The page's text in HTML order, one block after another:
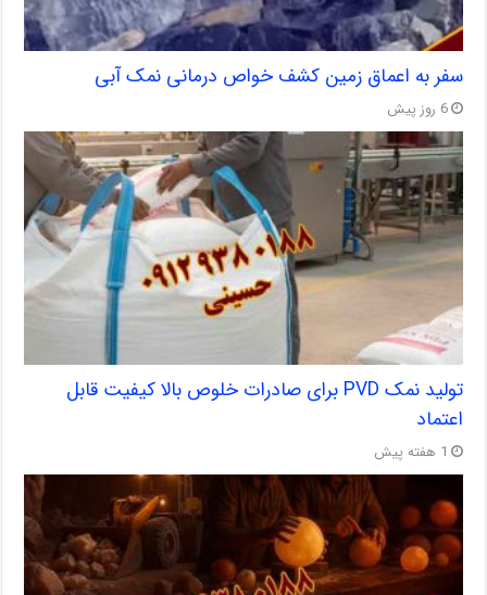
سفر به اعماق زمین کشف خواص درمانی نمک آبی
6 روز پیش
تولید نمک PVD برای صادرات خلوص بالا کیفیت قابل
اعتماد
1 هفته پیش